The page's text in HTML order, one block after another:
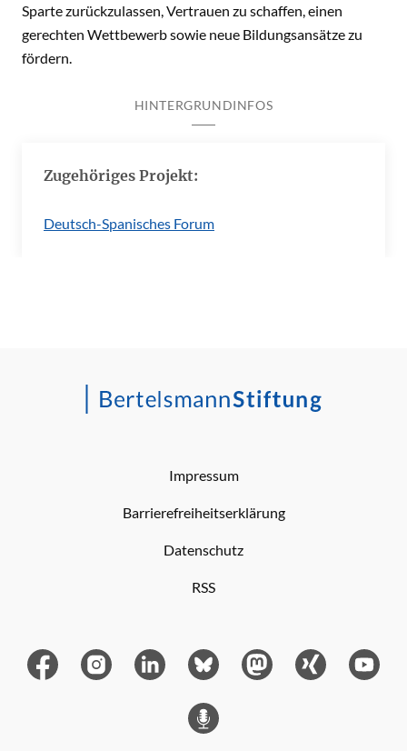
Sparte zurückzulassen, Vertrauen zu schaffen, einen
gerechten Wettbewerb sowie neue Bildungsansätze zu
fördern.
HINTERGRUNDINFOS
Zugehöriges Projekt:
Deutsch-Spanisches Forum
Impressum
Barrierefreiheitserklärung
Datenschutz
RSS